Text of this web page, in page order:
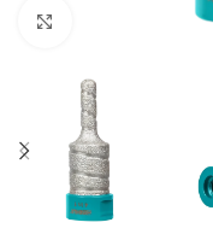
Klikni za